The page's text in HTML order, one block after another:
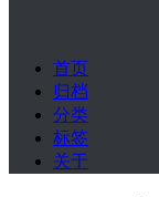
首页
归档
分类
标签
关于